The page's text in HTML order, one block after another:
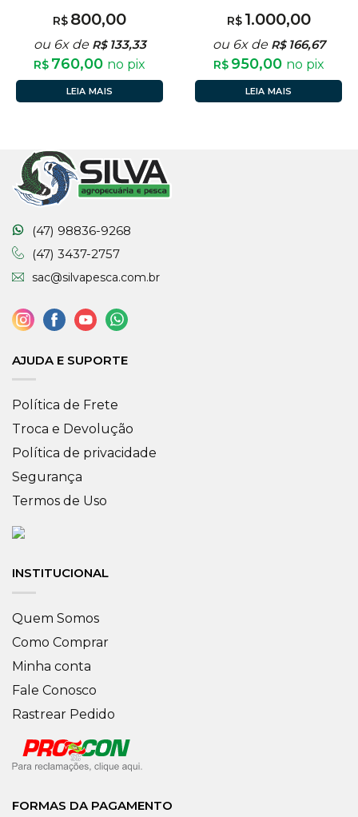
R$ 800,00
ou 6x de R$ 133,33
R$ 760,00 no pix
LEIA MAIS
R$ 1.000,00
ou 6x de R$ 166,67
R$ 950,00 no pix
LEIA MAIS
(47) 98836-9268
(47) 3437-2757
sac@silvapesca.com.br
AJUDA E SUPORTE
Política de Frete
Troca e Devolução
Política de privacidade
Segurança
Termos de Uso
INSTITUCIONAL
Quem Somos
Como Comprar
Minha conta
Fale Conosco
Rastrear Pedido
FORMAS DA PAGAMENTO